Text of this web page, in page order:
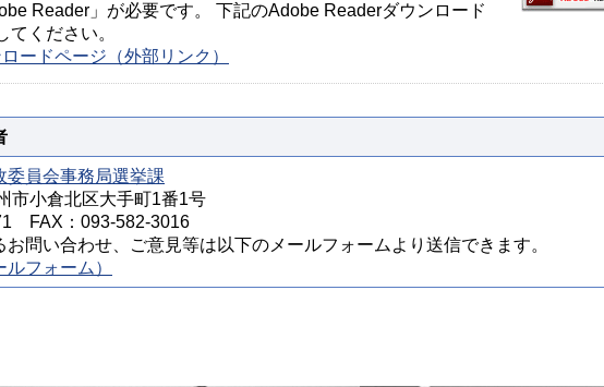
Reader」が必要です。 下記のAdobe Readerダウンロード
ください。
ードページ（外部リンク）
委員会事務局選挙課
小倉北区大手町1番1号
FAX：093-582-3016
お問い合わせ、ご意見等は以下のメールフォームより送信できます。
フォーム）